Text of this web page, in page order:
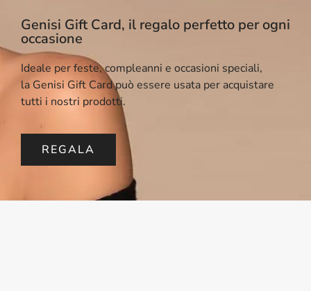
Genisi Gift Card, il regalo perfetto per ogni
occasione
Ideale per feste, compleanni e occasioni speciali,
la Genisi Gift Card può essere usata per acquistare
tutti i nostri prodotti.
REGALA